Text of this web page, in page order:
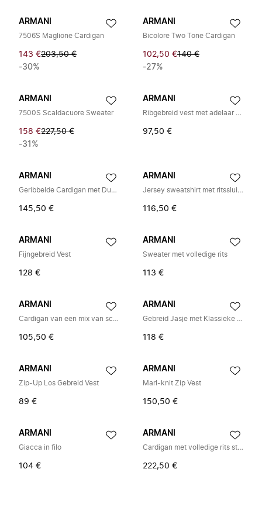
ARMANI
7506S Maglione Cardigan
143 €203,50 €
-30%
ARMANI
Bicolore Two Tone Cardigan
102,50 €140 €
-27%
ARMANI
7500S Scaldacuore Sweater
158 €227,50 €
-31%
ARMANI
Ribgebreid vest met adelaar borduursel
97,50 €
ARMANI
Geribbelde Cardigan met Dubbele Rij Knopen
145,50 €
ARMANI
Jersey sweatshirt met ritssluiting en wafeldetails
116,50 €
ARMANI
Fijngebreid Vest
128 €
ARMANI
Sweater met volledige rits
113 €
ARMANI
Cardigan van een mix van scheerwol met volledige ritssluiting en jacquard logo
105,50 €
ARMANI
Gebreid Jasje met Klassieke Kraag
118 €
ARMANI
Zip-Up Los Gebreid Vest
89 €
ARMANI
Marl-knit Zip Vest
150,50 €
ARMANI
Giacca in filo
104 €
ARMANI
Cardigan met volledige rits stijl 6D4M58
222,50 €